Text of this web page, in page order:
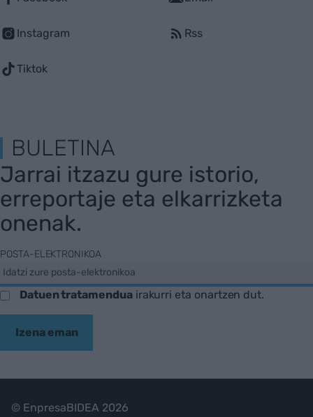
Instagram
Tiktok
Rss
BULETINA
Jarrai itzazu gure istorio,
erreportaje eta elkarrizketa
onenak.
POSTA-ELEKTRONIKOA
Datuen tratamenduairakurri eta onartzen dut.
Izena eman
© EnpresaBIDEA 2026